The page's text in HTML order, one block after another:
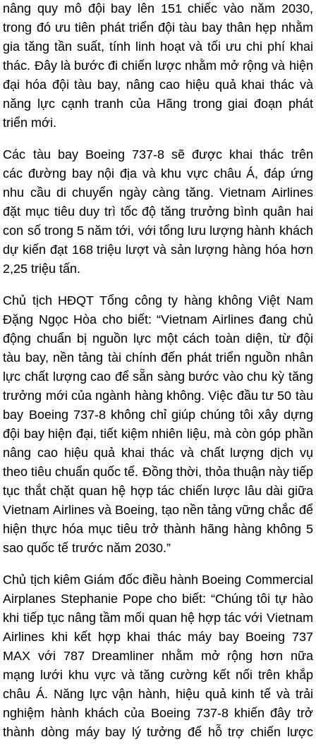
nâng quy mô đội bay lên 151 chiếc vào năm 2030,
trong đó ưu tiên phát triển đội tàu bay thân hẹp nhằm
gia tăng tần suất, tính linh hoạt và tối ưu chi phí khai
thác. Đây là bước đi chiến lược nhằm mở rộng và hiện
đại hóa đội tàu bay, nâng cao hiệu quả khai thác và
năng lực cạnh tranh của Hãng trong giai đoạn phát
triển mới.
Các tàu bay Boeing 737-8 sẽ được khai thác trên
các đường bay nội địa và khu vực châu Á, đáp ứng
nhu cầu di chuyển ngày càng tăng. Vietnam Airlines
đặt mục tiêu duy trì tốc độ tăng trưởng bình quân hai
con số trong 5 năm tới, với tổng lưu lượng hành khách
dự kiến đạt 168 triệu lượt và sản lượng hàng hóa hơn
2,25 triệu tấn.
Chủ tịch HĐQT Tổng công ty hàng không Việt Nam
Đặng Ngọc Hòa cho biết: “Vietnam Airlines đang chủ
động chuẩn bị nguồn lực một cách toàn diện, từ đội
tàu bay, nền tảng tài chính đến phát triển nguồn nhân
lực chất lượng cao để sẵn sàng bước vào chu kỳ tăng
trưởng mới của ngành hàng không. Việc đầu tư 50 tàu
bay Boeing 737-8 không chỉ giúp chúng tôi xây dựng
đội bay hiện đại, tiết kiệm nhiên liệu, mà còn góp phần
nâng cao hiệu quả khai thác và chất lượng dịch vụ
theo tiêu chuẩn quốc tế. Đồng thời, thỏa thuận này tiếp
tục thắt chặt quan hệ hợp tác chiến lược lâu dài giữa
Vietnam Airlines và Boeing, tạo nền tảng vững chắc để
hiện thực hóa mục tiêu trở thành hãng hàng không 5
sao quốc tế trước năm 2030.”
Chủ tịch kiêm Giám đốc điều hành Boeing Commercial
Airplanes Stephanie Pope cho biết: “Chúng tôi tự hào
khi tiếp tục nâng tầm mối quan hệ hợp tác với Vietnam
Airlines khi kết hợp khai thác máy bay Boeing 737
MAX với 787 Dreamliner nhằm mở rộng hơn nữa
mạng lưới khu vực và tăng cường kết nối trên khắp
châu Á. Năng lực vận hành, hiệu quả kinh tế và trải
nghiệm hành khách của Boeing 737-8 khiến đây trở
thành dòng máy bay lý tưởng để hỗ trợ chiến lược